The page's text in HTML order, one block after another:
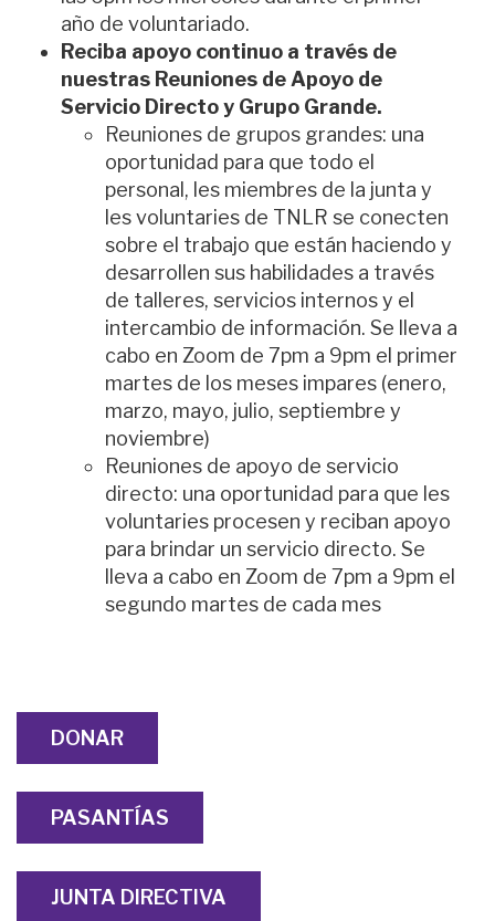
año de voluntariado.
Reciba apoyo continuo a través de
nuestras Reuniones de Apoyo de
Servicio Directo y Grupo Grande.
Reuniones de grupos grandes: una
oportunidad para que todo el
personal, les miembres de la junta y
les voluntaries de TNLR se conecten
sobre el trabajo que están haciendo y
desarrollen sus habilidades a través
de talleres, servicios internos y el
intercambio de información. Se lleva a
cabo en Zoom de 7pm a 9pm el primer
martes de los meses impares (enero,
marzo, mayo, julio, septiembre y
noviembre)
Reuniones de apoyo de servicio
directo: una oportunidad para que les
voluntaries procesen y reciban apoyo
para brindar un servicio directo. Se
lleva a cabo en Zoom de 7pm a 9pm el
segundo martes de cada mes
DONAR
PASANTÍAS
JUNTA DIRECTIVA